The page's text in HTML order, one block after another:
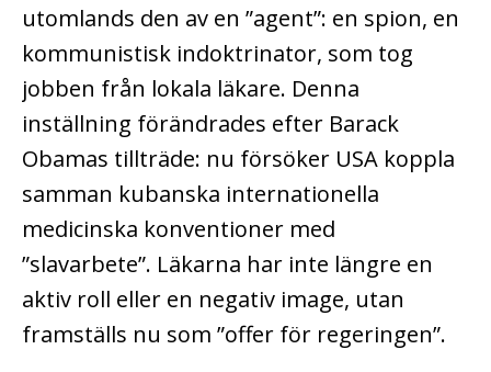
utomlands den av en ”agent”: en spion, en
kommunistisk indoktrinator, som tog
jobben från lokala läkare. Denna
inställning förändrades efter Barack
Obamas tillträde: nu försöker USA koppla
samman kubanska internationella
medicinska konventioner med
”slavarbete”. Läkarna har inte längre en
aktiv roll eller en negativ image, utan
framställs nu som ”offer för regeringen”.